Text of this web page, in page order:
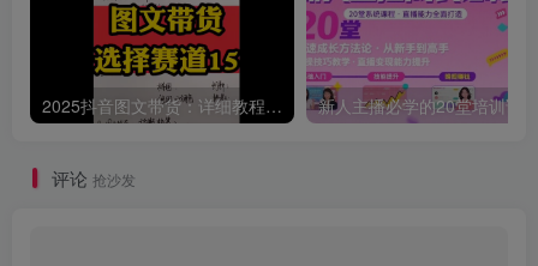
2025抖音图文带货：详细教程，账号装修定位，素材获取技巧，挂车变现方法…
评论 抢沙发